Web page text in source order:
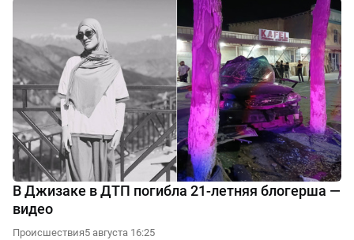
В Джизаке в ДТП погибла 21-летняя блогерша —
видео
Происшествия5 августа 16:25